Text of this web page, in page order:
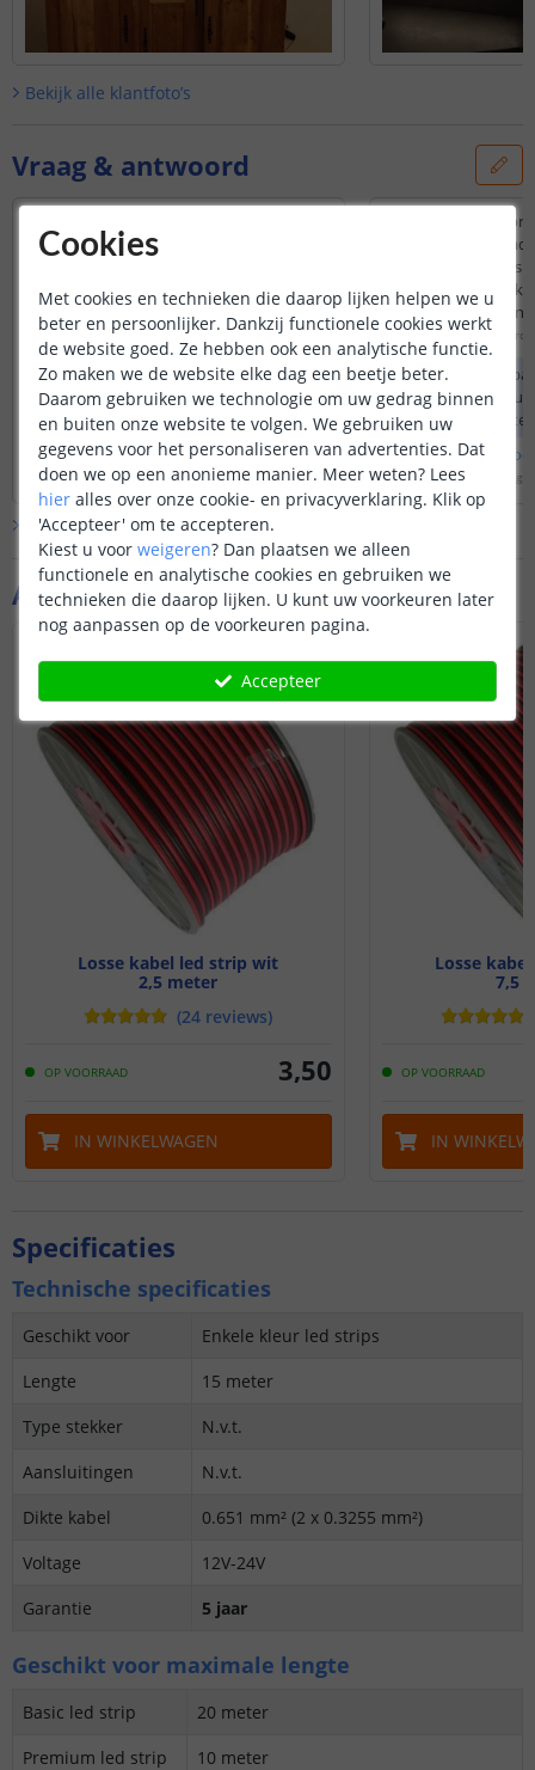
Aanvullende producten
Losse kabel led strip wit
2,5 meter
(24 reviews)
OP VOORRAAD 3,50
IN WINKELWAGEN
Losse
7,5
OP VOORRAAD
IN
Bekijk alle klantfoto’s
Vraag & antwoord
Door Pawel op zondag 2 april 2023
Bekijkhele antwoord
Door Louise op maandag 3 april 2023
Kan deze kabel
de voeding en
naar 2 groepen leds
sluiten? (Zelfbouw
verschillende leds in
Door Christoph op
Om een ledstrip
voeding aan te
voeding gebruik te
splitterkabel. Aan
splitter kunt u
verlengkabels
verlichting op de
Bekijkhele
Door Louise op zaterdag
Bekijk alle Vraag & antwoord
Specificaties
Technische specificaties
Geschikt voor
Enkele kleur led strips
Lengte
15 meter
Type stekker
N.v.t.
Aansluitingen
N.v.t.
Dikte kabel
0.651 mm² (2 x 0.3255 mm²)
Voltage
12V-24V
Garantie
5 jaar
Geschikt voor maximale lengte
Basic led strip
20 meter
Premium led strip
10 meter
Cookies
Met cookies en technieken die daarop lijken helpen we u
beter en persoonlijker. Dankzij functionele cookies werkt
de website goed. Ze hebben ook een analytische functie.
Zo maken we de website elke dag een beetje beter.
Daarom gebruiken we technologie om uw gedrag binnen
en buiten onze website te volgen. We gebruiken uw
gegevens voor het personaliseren van advertenties. Dat
doen we op een anonieme manier. Meer weten? Lees
hier alles over onze cookie- en privacyverklaring. Klik op
'Accepteer' om te accepteren.
Kiest u voor weigeren? Dan plaatsen we alleen
functionele en analytische cookies en gebruiken we
technieken die daarop lijken. U kunt uw voorkeuren later
nog aanpassen op de voorkeuren pagina.
Accepteer